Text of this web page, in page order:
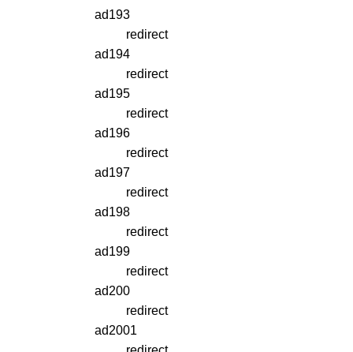
ad193
redirect
ad194
redirect
ad195
redirect
ad196
redirect
ad197
redirect
ad198
redirect
ad199
redirect
ad200
redirect
ad2001